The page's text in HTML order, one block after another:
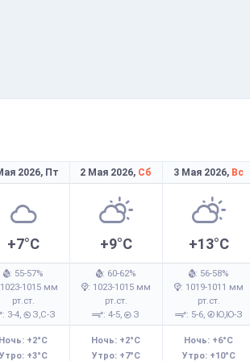
2026, Пт
+7°C
: 55-57%
1015 мм
рт.ст.
: 3-4,
З,С-З
+2°C
+3°C
2 Мая 2026, Сб
+9°C
: 60-62%
: 1023-1015 мм
рт.ст.
: 4-5, З
Ночь: +2°C
Утро: +7°C
3 Мая 2026, Вс
+13°C
: 56-58%
: 1019-1011 мм
рт.ст.
: 5-6,
Ю,Ю-З
Ночь: +6°C
Утро: +10°C